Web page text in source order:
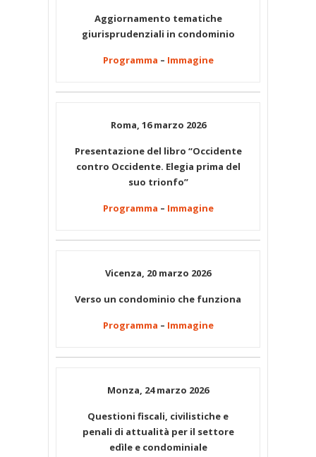
Aggiornamento tematiche
giurisprudenziali in condominio
Programma – Immagine
Roma, 16 marzo 2026
Presentazione del libro “Occidente
contro Occidente. Elegia prima del
suo trionfo”
Programma – Immagine
Vicenza, 20 marzo 2026
Verso un condominio che funziona
Programma – Immagine
Monza, 24 marzo 2026
Questioni fiscali, civilistiche e
penali di attualità per il settore
edìle e condominiale